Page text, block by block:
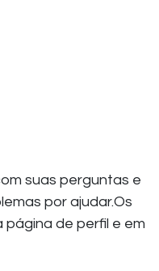
suas perguntas e
por ajudar.Os
página de perfil e em